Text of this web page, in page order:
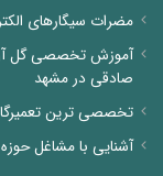
مضرات سیگارهای
آموزش تخصصی گل
صادقی در مشهد
تخصصی ترین
آشنایی با مشاغل